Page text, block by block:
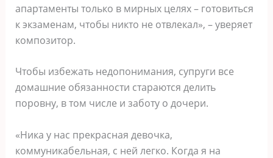
апартаменты только в мирных целях – готовиться
к экзаменам, чтобы никто не отвлекал», – уверяет
композитор.
Чтобы избежать недопонимания, супруги все
домашние обязанности стараются делить
поровну, в том числе и заботу о дочери.
«Ника у нас прекрасная девочка,
коммуникабельная, с ней легко. Когда я на